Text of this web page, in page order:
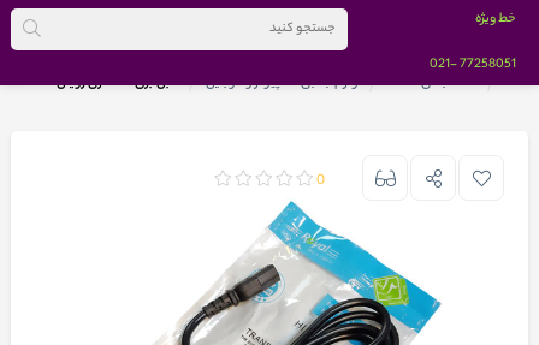
خط ویژه
77258051
-021
خانه
دسته بندی کالاها لوازم جانبی کامپیوتر و موبایل کابل برق 1.8 متری رویال
0